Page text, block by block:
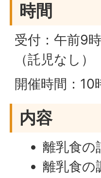
時間
受付：午前9
（託児なし）
開催時間：10
内容
離乳食の
離乳食の